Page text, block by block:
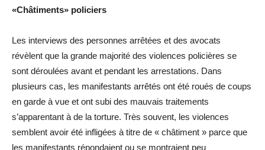
«Châtiments» policiers
Les interviews des personnes arrêtées et des avocats
révèlent que la grande majorité des violences policières se
sont déroulées avant et pendant les arrestations. Dans
plusieurs cas, les manifestants arrêtés ont été roués de coups
en garde à vue et ont subi des mauvais traitements
s’apparentant à de la torture. Très souvent, les violences
semblent avoir été infligées à titre de « châtiment » parce que
les manifestants répondaient ou se montraient peu